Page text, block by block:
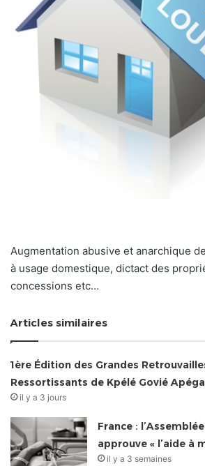
Augmentation abusive et anarchique
à usage domestique, dictact des
concessions etc…
Articles similaires
1ère Édition des Grandes
Ressortissants de Kpélé Govié
il y a 3 jours
France :
approuve « l’aide à
il y a 3 semaines